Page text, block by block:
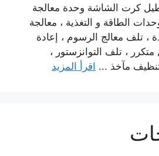
كرت الشاشة وحدة معالجة
الطاقة و التغذية ، معالجة
، تلف معالج الرسوم ، إعادة
، تلف التوانزستور ،
تنظيف مآخذ ... اقرأ المزيد